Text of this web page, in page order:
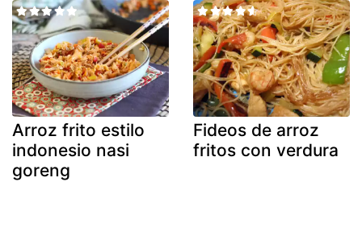
Arroz frito estilo
indonesio nasi
goreng
Fideos de arroz
fritos con verdura